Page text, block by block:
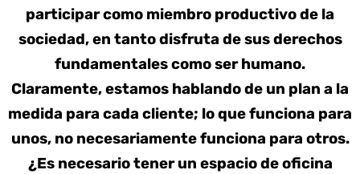
participar como miembro productivo de la
sociedad, en tanto disfruta de sus derechos
fundamentales como ser humano.
Claramente, estamos hablando de un plan a la
medida para cada cliente; lo que funciona para
unos, no necesariamente funciona para otros.
¿Es necesario tener un espacio de oficina